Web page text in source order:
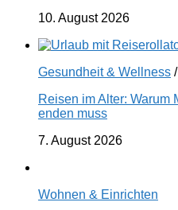
10. August 2026
Gesundheit & Wellness /
Reisen im Alter: Warum
enden muss
7. August 2026
Wohnen & Einrichten